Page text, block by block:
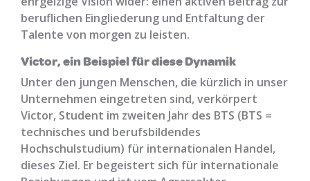
beruflichen Eingliederung und Entfaltung der
Talente von morgen zu leisten.
Victor, ein Beispiel für diese Dynamik
Unter den jungen Menschen, die kürzlich in unser
Unternehmen eingetreten sind, verkörpert
Victor, Student im zweiten Jahr des BTS (BTS =
technisches und berufsbildendes
Hochschulstudium) für internationalen Handel,
dieses Ziel. Er begeistert sich für internationale